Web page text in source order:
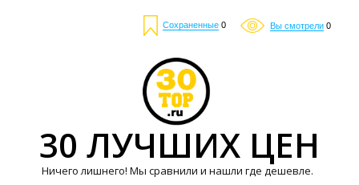
Сохраненные 0 Вы смотрели 0
30 ЛУЧШИХ ЦЕН
Ничего лишнего! Мы сравнили и нашли где дешевле.